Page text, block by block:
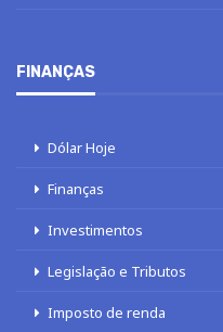
FINANÇAS
Dólar Hoje
Finanças
Investimentos
Legislação e Tributos
Imposto de renda